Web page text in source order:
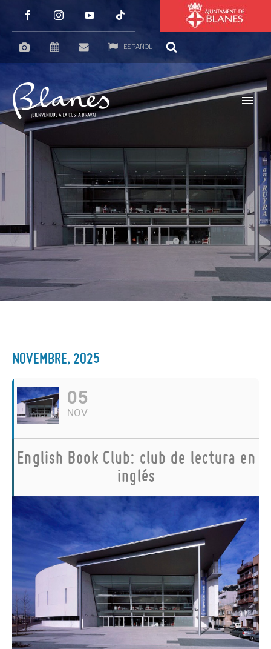
ESPAÑOL
NOVEMBRE, 2025
05
NOV
English Book Club: club de lectura en
inglés